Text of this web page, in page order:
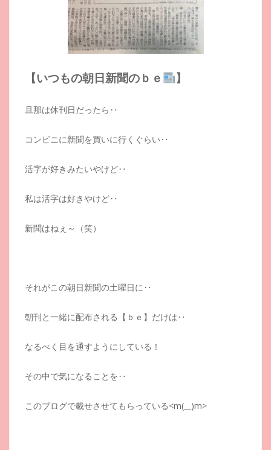
【いつもの朝日新聞のｂｅ 】
旦那は休刊日だったら‥
コンビニに新聞を買いに行くぐらい‥
活字が好きみたいやけど‥
私は活字は好きやけど‥
新聞はねぇ～（笑）
それがこの朝日新聞の土曜日に‥
朝刊と一緒に配布される【ｂｅ】だけは‥
なるべく目を通すようにしている！
その中で気になることを‥
このブログで載せさせてもらっている<m(__)m>